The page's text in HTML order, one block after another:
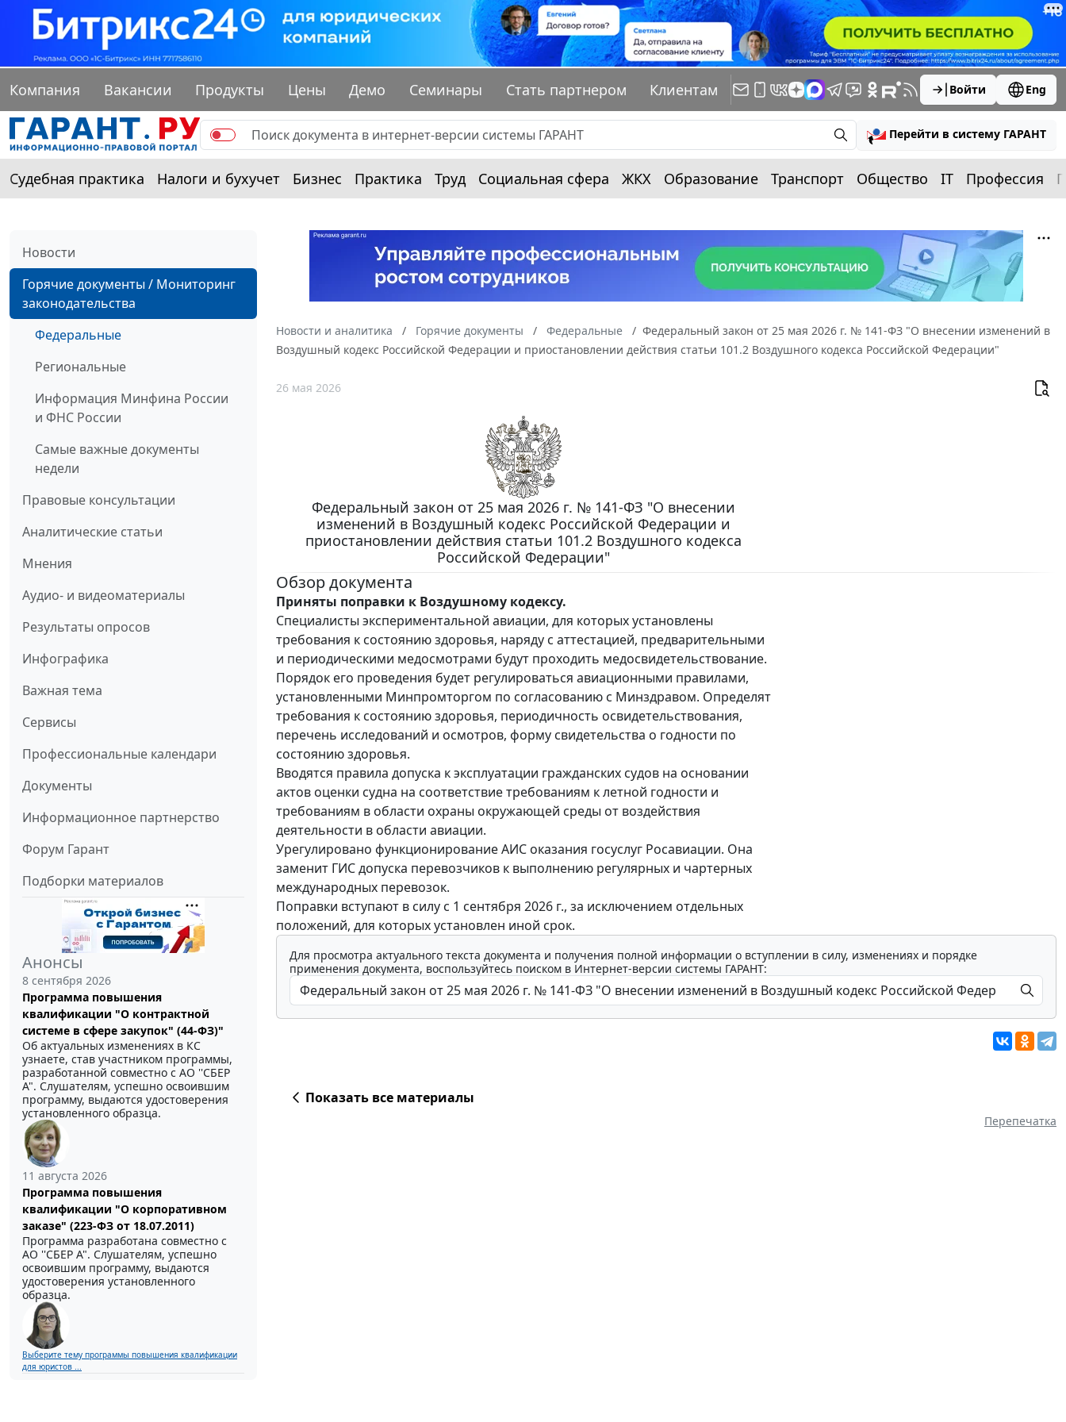
Компания Вакансии Продукты Цены Демо Семинары Стать партнером Клиентам Войти Eng
Перейти в систему ГАРАНТ
Судебная практика Налоги и бухучет Бизнес Практика Труд Социальная сфера ЖКХ Образование Транспорт Общество IT Профессия
Новости
Горячие документы / Мониторинг
законодательства
Федеральные
Региональные
Информация Минфина России
и ФНС России
Самые важные документы
недели
Правовые консультации
Аналитические статьи
Мнения
Аудио- и видеоматериалы
Результаты опросов
Инфографика
Важная тема
Сервисы
Профессиональные календари
Документы
Информационное партнерство
Форум Гарант
Подборки материалов
Анонсы
8 сентября 2026
Программа повышения
квалификации "О контрактной
системе в сфере закупок" (44-ФЗ)"
Об актуальных изменениях в КС
узнаете, став участником программы,
разработанной совместно с АО ''СБЕР
А". Слушателям, успешно освоившим
программу, выдаются удостоверения
установленного образца.
11 августа 2026
Программа повышения
квалификации "О корпоративном
заказе" (223-ФЗ от 18.07.2011)
Программа разработана совместно с
АО ''СБЕР А". Слушателям, успешно
освоившим программу, выдаются
удостоверения установленного
образца.
Выберите тему программы повышения квалификации
для юристов ...
Новости и аналитика Горячие документы Федеральные
Федеральный закон от 25 мая 2026 г. № 141-ФЗ "О внесении изменений в
Воздушный кодекс Российской Федерации и приостановлении действия статьи 101.2 Воздушного кодекса Российской Федерации"
26 мая 2026
Федеральный закон от 25 мая 2026 г. № 141-ФЗ "О внесении
изменений в Воздушный кодекс Российской Федерации и
приостановлении действия статьи 101.2 Воздушного кодекса
Российской Федерации"
Обзор документа
Приняты поправки к Воздушному кодексу.
Специалисты экспериментальной авиации, для которых установлены
требования к состоянию здоровья, наряду с аттестацией, предварительными
и периодическими медосмотрами будут проходить медосвидетельствование.
Порядок его проведения будет регулироваться авиационными правилами,
установленными Минпромторгом по согласованию с Минздравом. Определят
требования к состоянию здоровья, периодичность освидетельствования,
перечень исследований и осмотров, форму свидетельства о годности по
состоянию здоровья.
Вводятся правила допуска к эксплуатации гражданских судов на основании
актов оценки судна на соответствие требованиям к летной годности и
требованиям в области охраны окружающей среды от воздействия
деятельности в области авиации.
Урегулировано функционирование АИС оказания госуслуг Росавиации. Она
заменит ГИС допуска перевозчиков к выполнению регулярных и чартерных
международных перевозок.
Поправки вступают в силу с 1 сентября 2026 г., за исключением отдельных
положений, для которых установлен иной срок.
Для просмотра актуального текста документа и получения полной информации о вступлении в силу, изменениях и порядке
применения документа, воспользуйтесь поиском в Интернет-версии системы ГАРАНТ:
Показать все материалы
Перепечатка